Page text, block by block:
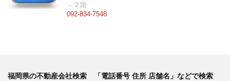
－２階
092-834-7548
福岡県の不動産会社検索 「電話番号 住所 店舗名」などで検索